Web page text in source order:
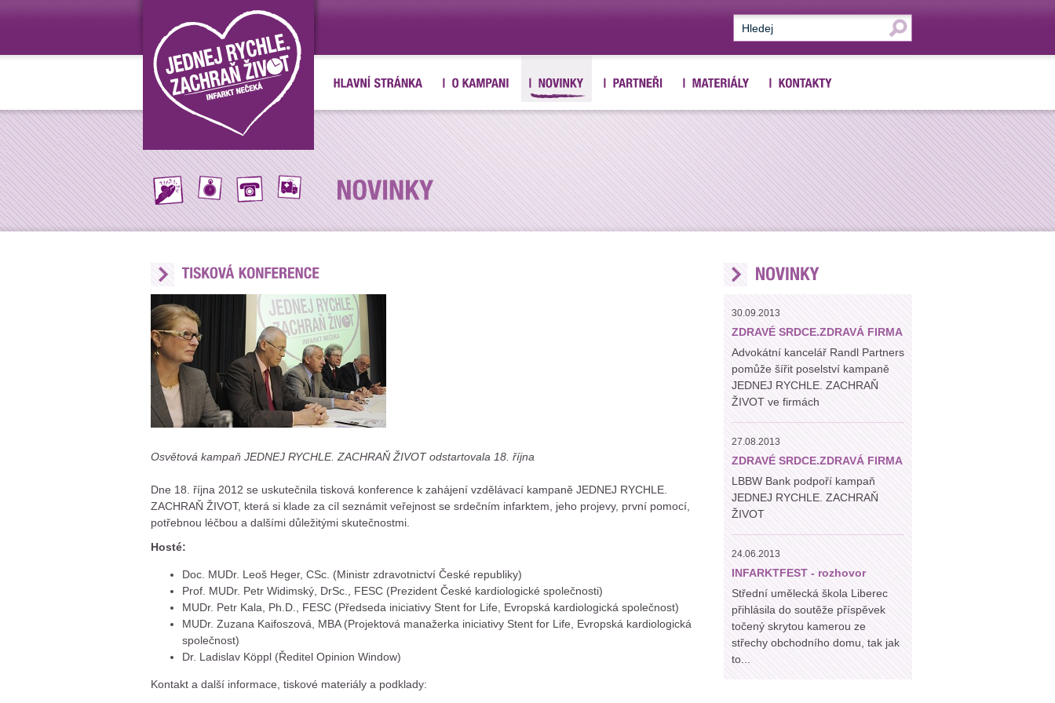
Osvětová kampaň JEDNEJ RYCHLE. ZACHRAŇ ŽIVOT odstartovala 18. října
Dne 18. října 2012 se uskutečnila tisková konference k zahájení vzdělávací kampaně JEDNEJ RYCHLE.
ZACHRAŇ ŽIVOT, která si klade za cíl seznámit veřejnost se srdečním infarktem, jeho projevy, první pomocí,
potřebnou léčbou a dalšími důležitými skutečnostmi.
Hosté:
Doc. MUDr. Leoš Heger, CSc. (Ministr zdravotnictví České republiky)
Prof. MUDr. Petr Widimský, DrSc., FESC (Prezident České kardiologické společnosti)
MUDr. Petr Kala, Ph.D., FESC (Předseda iniciativy Stent for Life, Evropská kardiologická společnost)
MUDr. Zuzana Kaifoszová, MBA (Projektová manažerka iniciativy Stent for Life, Evropská kardiologická
společnost)
Dr. Ladislav Köppl (Ředitel Opinion Window)
Kontakt a další informace, tiskové materiály a podklady:
30.09.2013
ZDRAVÉ SRDCE.ZDRAVÁ FIRMA
Advokátní kancelář Randl Partners
pomůže šířit poselství kampaně
JEDNEJ RYCHLE. ZACHRAŇ
ŽIVOT ve firmách
27.08.2013
ZDRAVÉ SRDCE.ZDRAVÁ FIRMA
LBBW Bank podpoří kampaň
JEDNEJ RYCHLE. ZACHRAŇ
ŽIVOT
24.06.2013
INFARKTFEST - rozhovor
Střední umělecká škola Liberec
přihlásila do soutěže příspěvek
točený skrytou kamerou ze
střechy obchodního domu, tak jak
to...